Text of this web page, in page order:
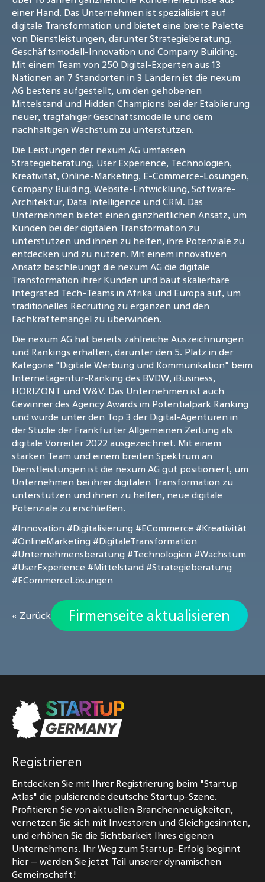
einer Hand. Das Unternehmen ist spezialisiert auf
digitale Transformation und bietet eine breite Palette
von Dienstleistungen, darunter Strategieberatung,
Geschäftsmodell-Innovation und Company Building.
Mit einem Team von 250 Digital-Experten aus 13
Nationen an 7 Standorten in 3 Ländern ist die nexum
AG bestens aufgestellt, um den gehobenen
Mittelstand und Hidden Champions bei der Etablierung
neuer, tragfähiger Geschäftsmodelle und dem
nachhaltigen Wachstum zu unterstützen.
Die Leistungen der nexum AG umfassen
Strategieberatung, User Experience, Technologien,
Kreativität, Online-Marketing, E-Commerce-Lösungen,
Company Building, Website-Entwicklung, Software-
Architektur, Data Intelligence und CRM. Das
Unternehmen bietet einen ganzheitlichen Ansatz, um
Kunden bei der digitalen Transformation zu
unterstützen und ihnen zu helfen, ihre Potenziale zu
entdecken und zu nutzen. Mit einem innovativen
Ansatz beschleunigt die nexum AG die digitale
Transformation ihrer Kunden und baut skalierbare
Integrated Tech-Teams in Afrika und Europa auf, um
traditionelles Recruiting zu ergänzen und den
Fachkräftemangel zu überwinden.
Die nexum AG hat bereits zahlreiche Auszeichnungen
und Rankings erhalten, darunter den 5. Platz in der
Kategorie "Digitale Werbung und Kommunikation" beim
Internetagentur-Ranking des BVDW, iBusiness,
HORIZONT und W&V. Das Unternehmen ist auch
Gewinner des Agency Awards im Potentialpark Ranking
und wurde unter den Top 3 der Digital-Agenturen in
der Studie der Frankfurter Allgemeinen Zeitung als
digitale Vorreiter 2022 ausgezeichnet. Mit einem
starken Team und einem breiten Spektrum an
Dienstleistungen ist die nexum AG gut positioniert, um
Unternehmen bei ihrer digitalen Transformation zu
unterstützen und ihnen zu helfen, neue digitale
Potenziale zu erschließen.
#Innovation #Digitalisierung #ECommerce #Kreativität
#OnlineMarketing #DigitaleTransformation
#Unternehmensberatung #Technologien #Wachstum
#UserExperience #Mittelstand #Strategieberatung
#ECommerceLösungen
« Zurück Firmenseite aktualisieren
Registrieren
Entdecken Sie mit Ihrer Registrierung beim "Startup
Atlas" die pulsierende deutsche Startup-Szene.
Profitieren Sie von aktuellen Branchenneuigkeiten,
vernetzen Sie sich mit Investoren und Gleichgesinnten,
und erhöhen Sie die Sichtbarkeit Ihres eigenen
Unternehmens. Ihr Weg zum Startup-Erfolg beginnt
hier – werden Sie jetzt Teil unserer dynamischen
Gemeinschaft!